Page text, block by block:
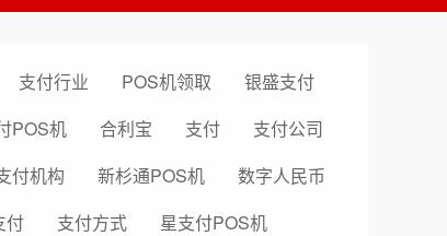
支付行业 POS机领取
银盛支付
POS机 合利宝 支付
支付公司
付机构 新杉通POS机
数字人民币
付 支付方式
星支付POS机